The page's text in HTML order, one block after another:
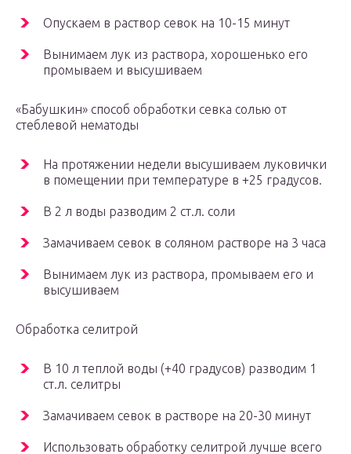
Опускаем в раствор севок на 10-15 минут
Вынимаем лук из раствора, хорошенько его
промываем и высушиваем
«Бабушкин» способ обработки севка солью от
стеблевой нематоды
На протяжении недели высушиваем луковички
в помещении при температуре в +25 градусов.
В 2 л воды разводим 2 ст.л. соли
Замачиваем севок в соляном растворе на 3 часа
Вынимаем лук из раствора, промываем его и
высушиваем
Обработка селитрой
В 10 л теплой воды (+40 градусов) разводим 1
ст.л. селитры
Замачиваем севок в растворе на 20-30 минут
Использовать обработку селитрой лучше всего